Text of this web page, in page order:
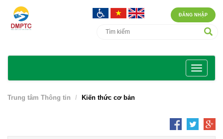
ĐĂNG NHẬP
Trung tâm Thông tin Kiến thức cơ bản